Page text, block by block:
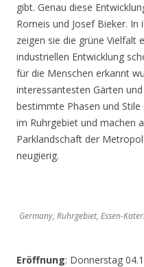
gibt. Genau diese
Romeis und Josef Bieker.
zeigen sie die grüne Vielfalt
industriellen Entwicklung
für die Menschen erkannt
interessantesten Gärten
bestimmte Phasen und
im Ruhrgebiet und machen
Parklandschaft der
neugierig.
Germany, Ruhrgebiet, Essen-
Eröffnung: Donnerstag